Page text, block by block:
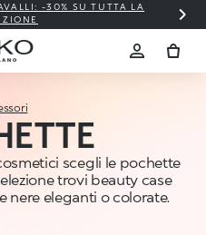
-30% SU TUTTA LA
scegli le pochette
trovi beauty case
nere eleganti o colorate.